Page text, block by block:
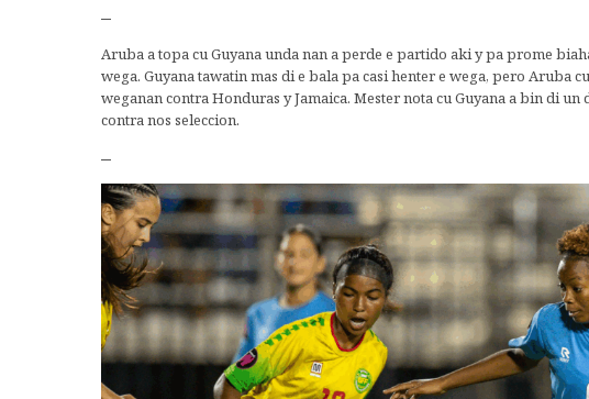
–
Aruba a topa cu Guyana unda nan a perde e partido aki y pa prome
wega. Guyana tawatin mas di e bala pa casi henter e wega, pero Aruba
weganan contra Honduras y Jamaica. Mester nota cu Guyana a bin di
contra nos seleccion.
–